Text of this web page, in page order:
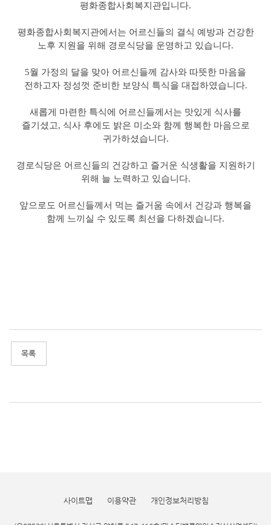
평화종합사회복지관입니다.
평화종합사회복지관에서는 어르신들의 결식 예방과 건강한
노후 지원을 위해 경로식당을 운영하고 있습니다.
5월 가정의 달을 맞아 어르신들께 감사와 따뜻한 마음을
전하고자 정성껏 준비한 보양식 특식을 대접하였습니다.
새롭게 마련한 특식에 어르신들께서는 맛있게 식사를
즐기셨고, 식사 후에도 밝은 미소와 함께 행복한 마음으로
귀가하셨습니다.
경로식당은 어르신들의 건강하고 즐거운 식생활을 지원하기
위해 늘 노력하고 있습니다.
앞으로도 어르신들께서 먹는 즐거움 속에서 건강과 행복을
함께 느끼실 수 있도록 최선을 다하겠습니다.
사이트맵 이용약관 개인정보처리방침